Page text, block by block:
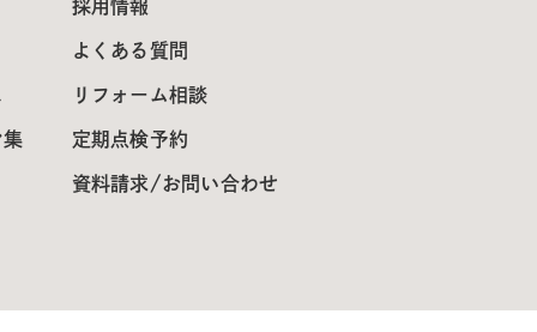
集
採用情報
よくある質問
リフォーム相談
定期点検予約
資料請求/お問い合わせ